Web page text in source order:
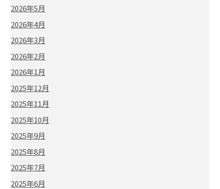
2026年5月
2026年4月
2026年3月
2026年2月
2026年1月
2025年12月
2025年11月
2025年10月
2025年9月
2025年8月
2025年7月
2025年6月